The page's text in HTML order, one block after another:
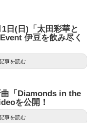
日(日)「太田彩華と
伊豆を飲み尽く
事を読む
「Diamonds in the
を公開！
事を読む